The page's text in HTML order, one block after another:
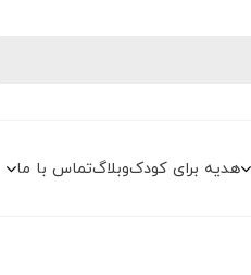
هدیه برای کودکوبلاگتماس با ما